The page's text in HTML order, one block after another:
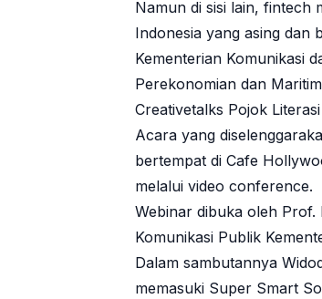
Namun di sisi lain, fintech
Indonesia yang asing dan
Kementerian Komunikasi
Perekonomian dan
Creativetalks Pojok
Acara yang
bertempat di Cafe
melalui video conference.
Webinar dibuka oleh
Komunikasi Publik
Dalam sambutannya
memasuki Super Smart